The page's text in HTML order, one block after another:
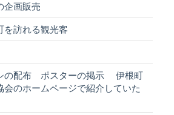
企画販売
を訪れる観光客
の配布 ポスターの掲示 伊根町
会のホームページで紹介していた